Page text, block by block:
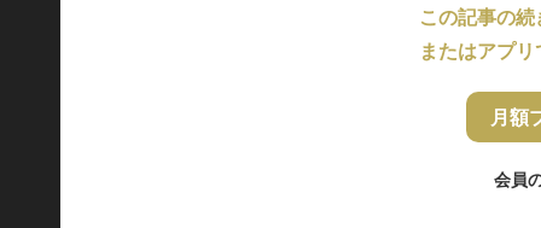
この記事の
またはアプ
月額
会員